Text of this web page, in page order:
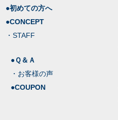
●初めての方へ
●CONCEPT
・STAFF
●Ｑ＆Ａ
・お客様の声
●COUPON